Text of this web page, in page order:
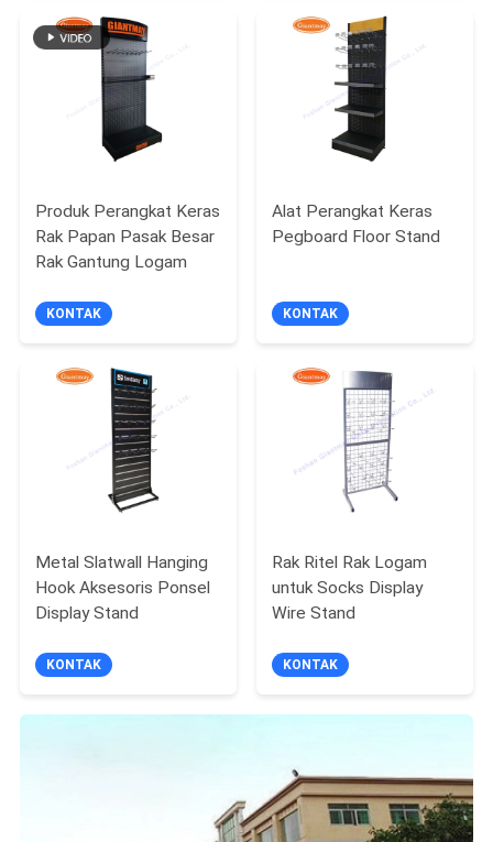
Produk Perangkat Keras
Rak Papan Pasak Besar
Rak Gantung Logam
KONTAK
Alat Perangkat Keras
Pegboard Floor Stand
KONTAK
Metal Slatwall Hanging
Hook Aksesoris Ponsel
Display Stand
KONTAK
Rak Ritel Rak Logam
untuk Socks Display
Wire Stand
KONTAK